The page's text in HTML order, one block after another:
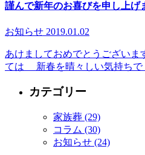
謹んで新年のお喜びを申し上げ
お知らせ 2019.01.02
あけましておめでとうござい
ては 新春を晴々しい気持ち
カテゴリー
家族葬 (29)
コラム (30)
お知らせ (24)